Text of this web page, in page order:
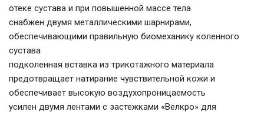
отеке сустава и при повышенной массе тела
снабжен двумя металлическими шарнирами,
обеспечивающими правильную биомеханику коленного
сустава
подколенная вставка из трикотажного материала
предотвращает натирание чувствительной кожи и
обеспечивает высокую воздухопроницаемость
усилен двумя лентами с застежками «Велкро» для